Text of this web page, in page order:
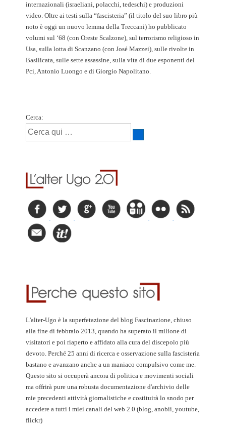
internazionali (israeliani, polacchi, tedeschi) e produzioni
video. Oltre ai testi sulla “fascisteria” (il titolo del suo libro più
noto è oggi un nuovo lemma della Treccani) ho pubblicato
volumi sul ‘68 (con Oreste Scalzone), sul terrorismo religioso in
Usa, sulla lotta di Scanzano (con José Mazzei), sulle rivolte in
Basilicata, sulle sette assassine, sulla vita di due esponenti del
Pci, Antonio Luongo e di Giorgio Napolitano.
Cerca:
L'alter-Ugo è la superfetazione del blog Fascinazione, chiuso
alla fine di febbraio 2013, quando ha superato il milione di
visitatori e poi riaperto e affidato alla cura del discepolo più
devoto. Perché 25 anni di ricerca e osservazione sulla fascisteria
bastano e avanzano anche a un maniaco compulsivo come me.
Questo sito si occuperà ancora di politica e movimenti sociali
ma offrirà pure una robusta documentazione d'archivio delle
mie precedenti attività giornalistiche e costituirà lo snodo per
accedere a tutti i miei canali del web 2.0 (blog, anobii, youtube,
flickr)